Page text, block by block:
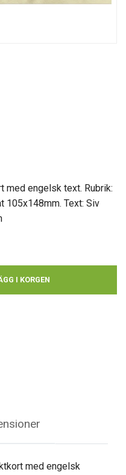
engelsk text. Rubrik:
105x148mm. Text: Siv
I KORGEN
med engelsk